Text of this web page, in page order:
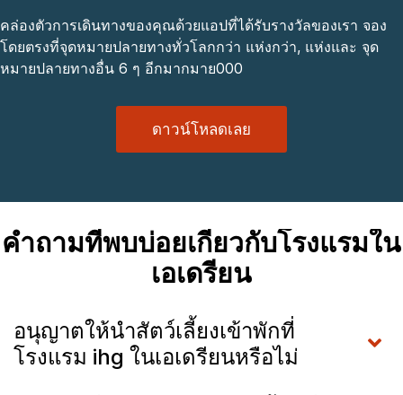
คล่องตัวการเดินทางของคุณด้วยแอปที่ได้รับรางวัลของเรา จอง
โดยตรงที่จุดหมายปลายทางทั่วโลกกว่า แห่งกว่า, แห่งและ จุด
หมายปลายทางอื่น 6 ๆ อีกมากมาย000
ดาวน์โหลดเลย
คำถามที่พบบ่อยเกี่ยวกับโรงแรมใน
เอเดรียน
อนุญาตให้นำสัตว์เลี้ยงเข้าพักที่
โรงแรม ihg ในเอเดรียนหรือไม่